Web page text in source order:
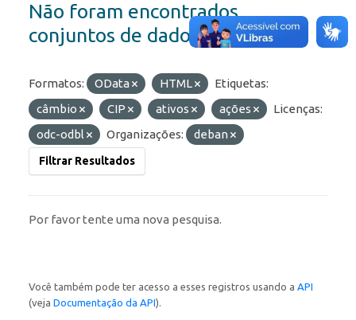
Não foram encontrados
conjuntos de dados
Formatos: OData HTML
Etiquetas:
câmbio
CIP ativos ações
Licenças:
odc-odbl
Organizações: deban
Filtrar Resultados
Por favor tente uma nova pesquisa.
Você também pode ter acesso a esses registros usando a API
(veja Documentação da API).